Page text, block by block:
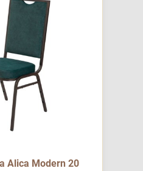
Alica Modern 20